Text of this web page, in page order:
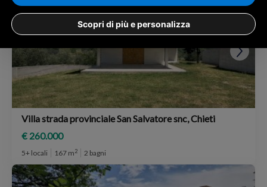
Villa strada provinciale San Salvatore snc, Chieti
€ 260.000
5+ locali 167 m2 2 bagni
Scopri di più e personalizza